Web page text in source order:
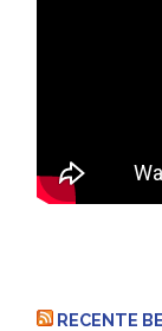
RECENTE